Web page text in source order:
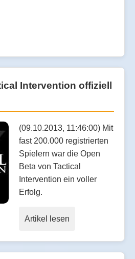
Intervention offiziell
(09.10.2013, 11:46:00) Mit
fast 200.000 registrierten
Spielern war die Open
Beta von Tactical
Intervention ein voller
Erfolg.
Artikel lesen